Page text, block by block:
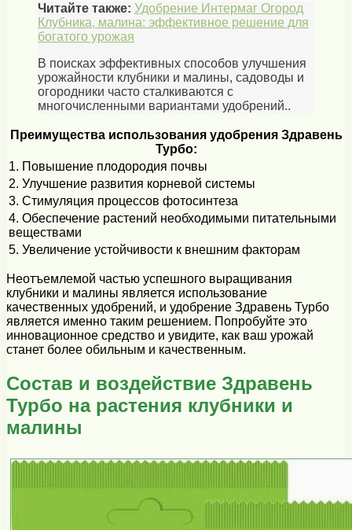
Читайте также: Удобрение Интермаг Огород
Клубника, малина: эффективное решение для
богатого урожая
В поисках эффективных способов улучшения
урожайности клубники и малины, садоводы и
огородники часто сталкиваются с
многочисленными вариантами удобрений..
Преимущества использования удобрения Здравень
Турбо:
1. Повышение плодородия почвы
2. Улучшение развития корневой системы
3. Стимуляция процессов фотосинтеза
4. Обеспечение растений необходимыми питательными
веществами
5. Увеличение устойчивости к внешним факторам
Неотъемлемой частью успешного выращивания
клубники и малины является использование
качественных удобрений, и удобрение Здравень Турбо
является именно таким решением. Попробуйте это
инновационное средство и увидите, как ваш урожай
станет более обильным и качественным.
Состав и воздействие Здравень
Турбо на растения клубники и
малины